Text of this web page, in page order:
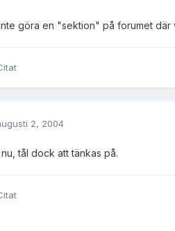
göra en "sektion" på forumet
2, 2004
tål dock att tänkas på.